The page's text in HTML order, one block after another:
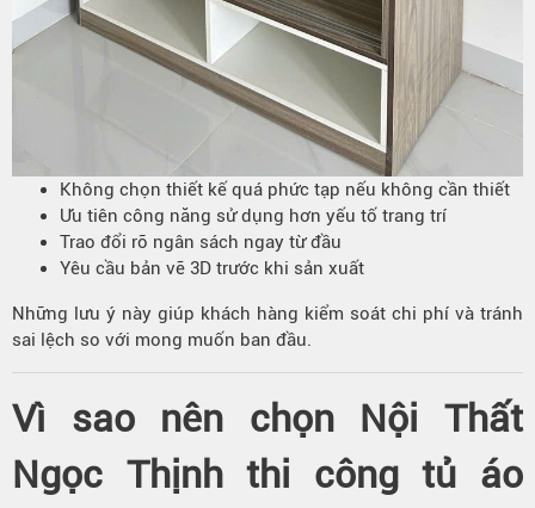
Không chọn thiết kế quá phức tạp nếu không cần thiết
Ưu tiên công năng sử dụng hơn yếu tố trang trí
Trao đổi rõ ngân sách ngay từ đầu
Yêu cầu bản vẽ 3D trước khi sản xuất
Những lưu ý này giúp khách hàng kiểm soát chi phí và tránh
sai lệch so với mong muốn ban đầu.
Vì sao nên chọn Nội Thất
Ngọc Thịnh thi công tủ áo